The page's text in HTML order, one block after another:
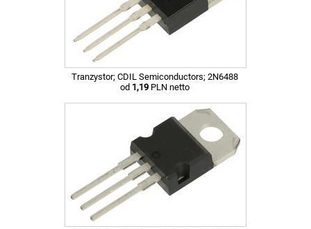
Tranzystor; CDIL Semiconductors; 2N6488
od 1,19 PLN netto